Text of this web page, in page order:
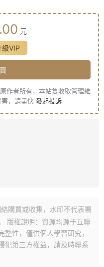
元
級VIP
作者所有，本站隻收取管理維
，請盡快 發起投訴
購買或收集，水印不代表署
版權說明：資源均源于互聯
性，僅供個人學習研究，
犯第三方權益，請及時聯系